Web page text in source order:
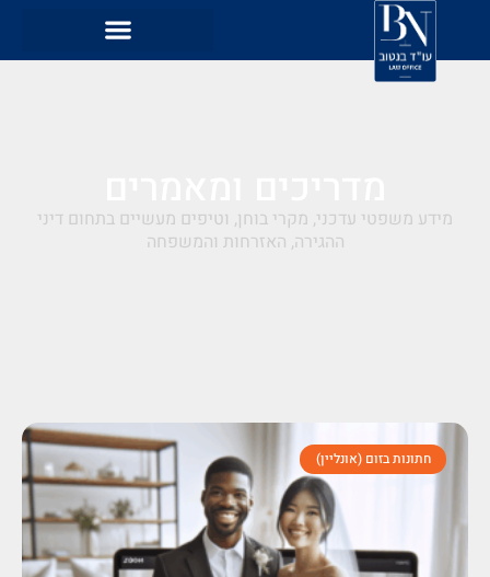
מידע משפטי עדכני, מקרי בוחן, וטיפים מעשיים בתחום דיני
ההגירה, האזרחות והמשפחה
חתונות בזום (אונליין)